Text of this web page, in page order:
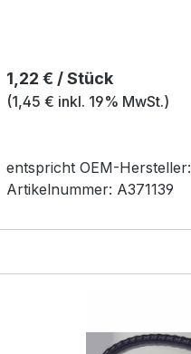
Regulärer Preis:
1,22 € / Stück
(1,45 € inkl. 19% MwSt.)
entspricht OEM-Hersteller:
Artikelnummer: A371139